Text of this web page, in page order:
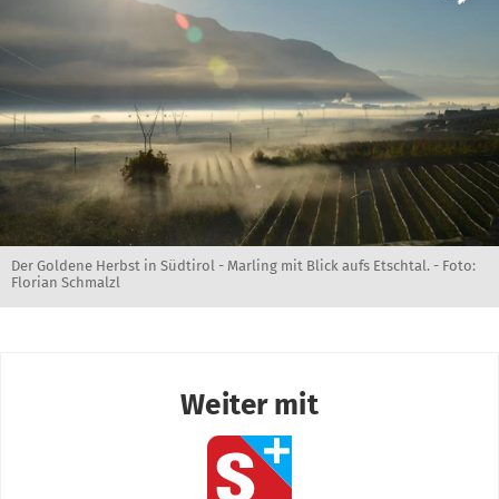
Der Goldene Herbst in Südtirol - Marling mit Blick aufs Etschtal. - Foto:
Florian Schmalzl